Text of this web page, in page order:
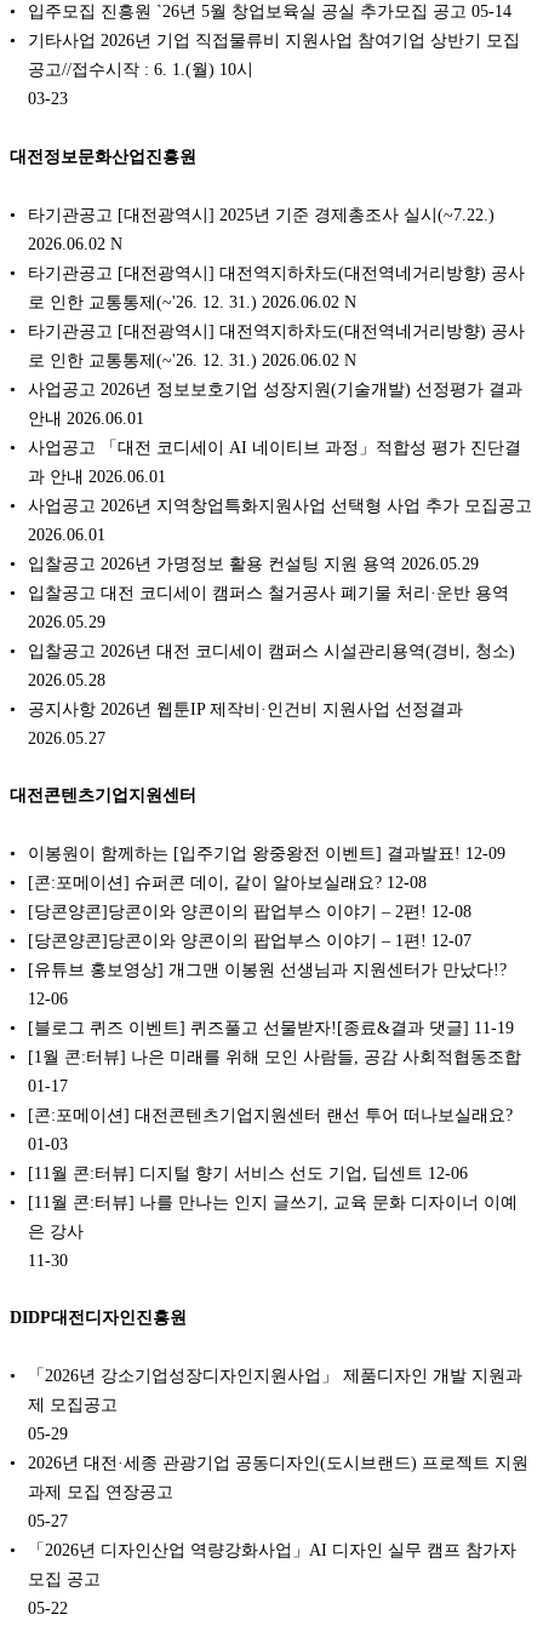
입주모집 진흥원 `26년 5월 창업보육실 공실 추가모집 공고 05-14
기타사업 2026년 기업 직접물류비 지원사업 참여기업 상반기 모집
공고//접수시작 : 6. 1.(월) 10시
03-23
대전정보문화산업진흥원
타기관공고 [대전광역시] 2025년 기준 경제총조사 실시(~7.22.)
2026.06.02 N
타기관공고 [대전광역시] 대전역지하차도(대전역네거리방향) 공사
로 인한 교통통제(~'26. 12. 31.) 2026.06.02 N
타기관공고 [대전광역시] 대전역지하차도(대전역네거리방향) 공사
로 인한 교통통제(~'26. 12. 31.) 2026.06.02 N
사업공고 2026년 정보보호기업 성장지원(기술개발) 선정평가 결과
안내 2026.06.01
사업공고 「대전 코디세이 AI 네이티브 과정」적합성 평가 진단결
과 안내 2026.06.01
사업공고 2026년 지역창업특화지원사업 선택형 사업 추가 모집공고
2026.06.01
입찰공고 2026년 가명정보 활용 컨설팅 지원 용역 2026.05.29
입찰공고 대전 코디세이 캠퍼스 철거공사 폐기물 처리·운반 용역
2026.05.29
입찰공고 2026년 대전 코디세이 캠퍼스 시설관리용역(경비, 청소)
2026.05.28
공지사항 2026년 웹툰IP 제작비·인건비 지원사업 선정결과
2026.05.27
대전콘텐츠기업지원센터
이봉원이 함께하는 [입주기업 왕중왕전 이벤트] 결과발표! 12-09
[콘:포메이션] 슈퍼콘 데이, 같이 알아보실래요? 12-08
[당콘양콘]당콘이와 양콘이의 팝업부스 이야기 – 2편! 12-08
[당콘양콘]당콘이와 양콘이의 팝업부스 이야기 – 1편! 12-07
[유튜브 홍보영상] 개그맨 이봉원 선생님과 지원센터가 만났다!?
12-06
[블로그 퀴즈 이벤트] 퀴즈풀고 선물받자![종료&결과 댓글] 11-19
[1월 콘:터뷰] 나은 미래를 위해 모인 사람들, 공감 사회적협동조합
01-17
[콘:포메이션] 대전콘텐츠기업지원센터 랜선 투어 떠나보실래요?
01-03
[11월 콘:터뷰] 디지털 향기 서비스 선도 기업, 딥센트 12-06
[11월 콘:터뷰] 나를 만나는 인지 글쓰기, 교육 문화 디자이너 이예
은 강사
11-30
DIDP대전디자인진흥원
「2026년 강소기업성장디자인지원사업」 제품디자인 개발 지원과
제 모집공고
05-29
2026년 대전·세종 관광기업 공동디자인(도시브랜드) 프로젝트 지원
과제 모집 연장공고
05-27
「2026년 디자인산업 역량강화사업」AI 디자인 실무 캠프 참가자
모집 공고
05-22